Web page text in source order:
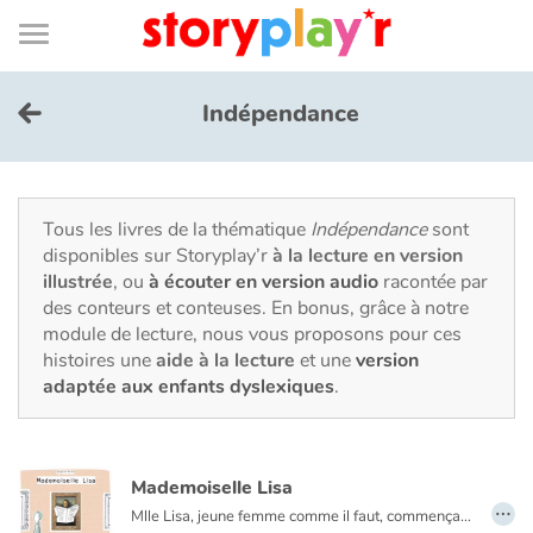
Connexion
Bibliothèque
de
page
Menu
Je me connecte
Tester gratuitement
Bibliothèque
Prix
Contes d'ici et d'ailleurs
Indépendance
Tous les livres de la thématique Indépendancesont
disponibles sur Storyplay’rà la lecture en version
illustrée, ou à écouter en version audio racontée par
des conteurs et conteuses. En bonus, grâce à notre
module de lecture, nous vous proposons pour ces
histoires uneaide à la lecture et uneversion
adaptée aux enfants dyslexiques.
Mademoiselle Lisa
Mlle Lisa, jeune femme comme il faut, commençait à s’encroûter.
…